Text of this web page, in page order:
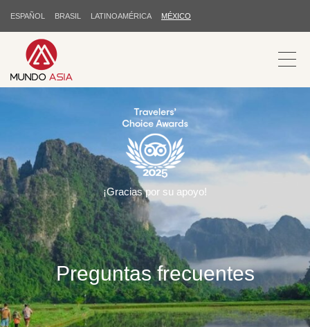
ESPAÑOL BRASIL LATINOAMÉRICA MÉXICO
Preguntas frecuentes
¡Gracias por su apoyo!